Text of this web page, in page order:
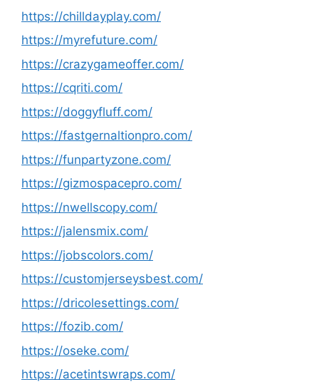
https://chilldayplay.com/
https://myrefuture.com/
https://crazygameoffer.com/
https://cqriti.com/
https://doggyfluff.com/
https://fastgernaltionpro.com/
https://funpartyzone.com/
https://gizmospacepro.com/
https://nwellscopy.com/
https://jalensmix.com/
https://jobscolors.com/
https://customjerseysbest.com/
https://dricolesettings.com/
https://fozib.com/
https://oseke.com/
https://acetintswraps.com/